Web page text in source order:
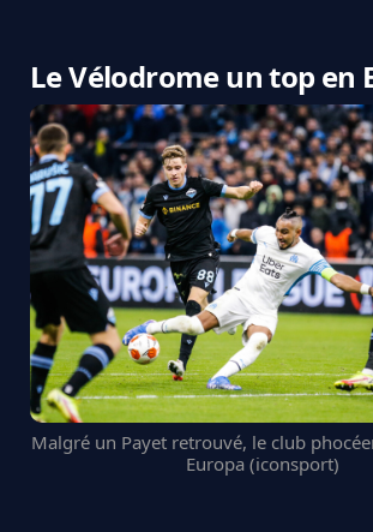
Le Vélodrome un top en
Malgré un Payet retrouvé, le club
Europa (iconsport)